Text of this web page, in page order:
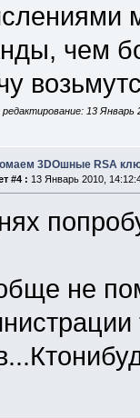
чем
редактирование: 13 Январь
3DOшные RSA
#4 : 13 Январь 2010,
не